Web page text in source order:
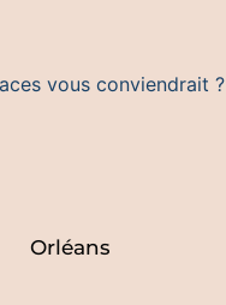
vous conviendrait ?
Orléans